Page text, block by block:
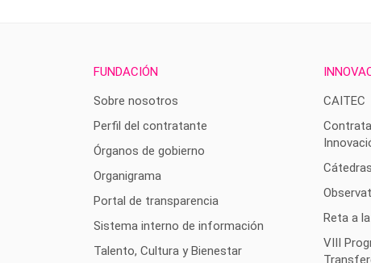
FUNDACIÓN
Sobre nosotros
Perfil del contratante
Órganos de gobierno
Organigrama
Portal de transparencia
Sistema interno de información
Talento, Cultura y Bienestar
CAITEC
Reta a
VIII